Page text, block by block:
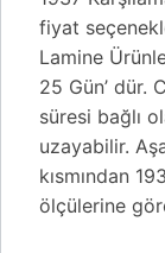
fiyat
Lamine
25 Gün’ dür.
süresi bağlı
uzayabilir.
kısmından
ölçülerine